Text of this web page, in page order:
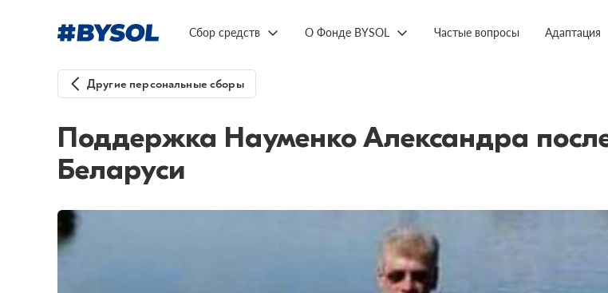
Сбор средств О Фонде BYSOL Частые вопросы Адаптация
Другие персональные сборы
Поддержка Науменко Александра
Беларуси